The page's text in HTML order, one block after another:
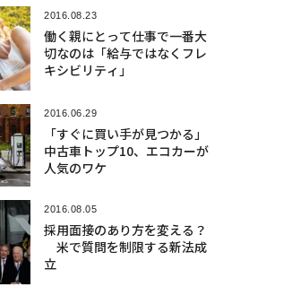
2016.08.23
働く親にとって仕事で一番大
切なのは「給与ではなくフレ
キシビリティ」
2016.06.29
「すぐに買い手が見つかる」
中古車トップ10、エコカーが
人気のワケ
2016.08.05
採用面接のあり方を変える？
米で質問を制限する新法成
立